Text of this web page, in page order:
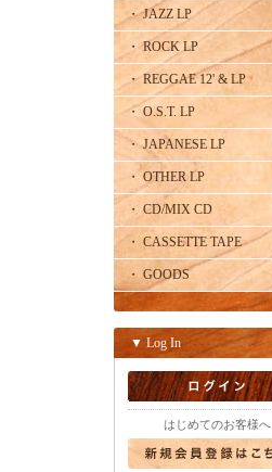
・ JAZZ LP
・ ROCK LP
・ REGGAE 12' & LP
・ O.S.T. LP
・ JAPANESE LP
・ OTHER LP
・ CD/MIX CD
・ CASSETTE TAPE
・ GOODS
▼ Log In
はじめてのお客様へ